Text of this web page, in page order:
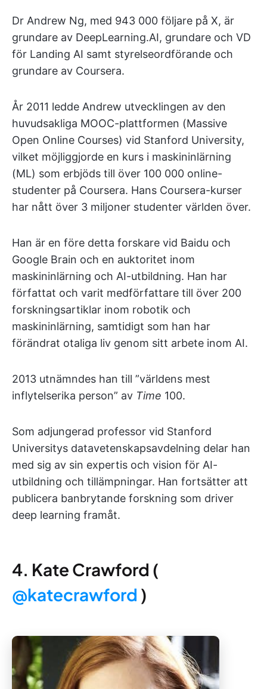
Dr Andrew Ng, med 943 000 följare på X, är
grundare av DeepLearning.AI, grundare och VD
för Landing AI samt styrelseordförande och
grundare av Coursera.
År 2011 ledde Andrew utvecklingen av den
huvudsakliga MOOC-plattformen (Massive
Open Online Courses) vid Stanford University,
vilket möjliggjorde en kurs i maskininlärning
(ML) som erbjöds till över 100 000 online-
studenter på Coursera. Hans Coursera-kurser
har nått över 3 miljoner studenter världen över.
Han är en före detta forskare vid Baidu och
Google Brain och en auktoritet inom
maskininlärning och AI-utbildning. Han har
författat och varit medförfattare till över 200
forskningsartiklar inom robotik och
maskininlärning, samtidigt som han har
förändrat otaliga liv genom sitt arbete inom AI.
2013 utnämndes han till ”världens mest
inflytelserika person” av Time 100.
Som adjungerad professor vid Stanford
Universitys datavetenskapsavdelning delar han
med sig av sin expertis och vision för AI-
utbildning och tillämpningar. Han fortsätter att
publicera banbrytande forskning som driver
deep learning framåt.
4. Kate Crawford (
@katecrawford )